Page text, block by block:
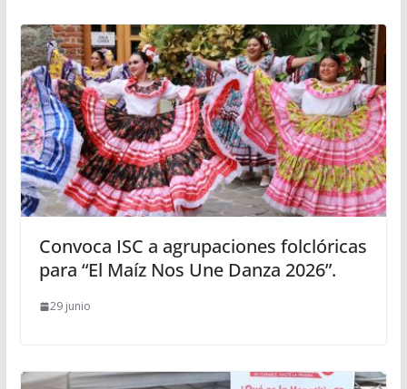
Convoca ISC a agrupaciones folclóricas
para “El Maíz Nos Une Danza 2026”.
29 junio